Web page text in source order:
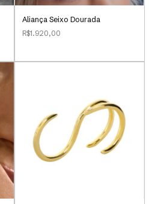
Aliança Seixo Dourada
R$1.920,00